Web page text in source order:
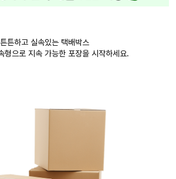
튼튼하고 실속있는 택배박스
형으로 지속 가능한 포장을 시작하세요.